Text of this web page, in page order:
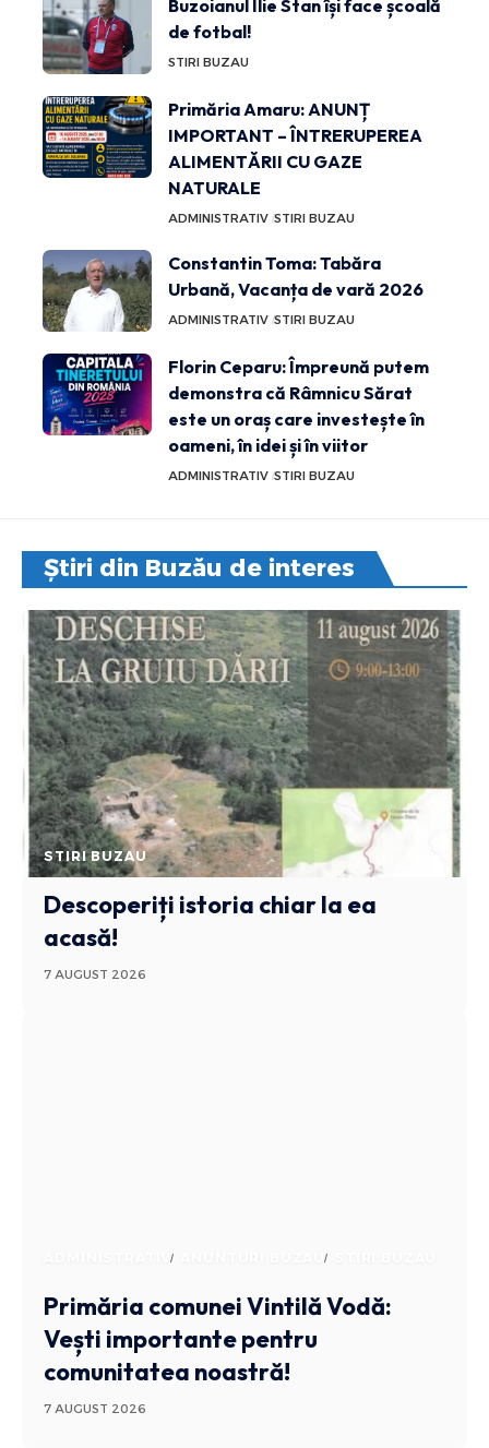
Buzoianul Ilie Stan își face școală
de fotbal!
STIRI BUZAU
Primăria Amaru: ANUNȚ
IMPORTANT – ÎNTRERUPEREA
ALIMENTĂRII CU GAZE
NATURALE
ADMINISTRATIV STIRI BUZAU
Constantin Toma: Tabăra
Urbană, Vacanța de vară 2026
ADMINISTRATIV STIRI BUZAU
Florin Ceparu: Împreună putem
demonstra că Râmnicu Sărat
este un oraș care investește în
oameni, în idei și în viitor
ADMINISTRATIV STIRI BUZAU
Știri din Buzău de interes
STIRI BUZAU
Descoperiți istoria chiar la ea
acasă!
7 AUGUST 2026
ADMINISTRATIV ANUNTURI BUZAU
Primăria comunei Vintilă Vodă:
Vești importante pentru
comunitatea noastră!
7 AUGUST 2026